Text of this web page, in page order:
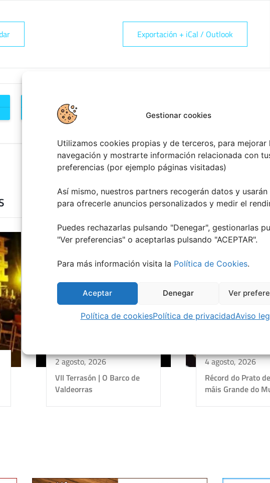
Gestionar cookies
Utilizamos cookies propias y de terceros, para mejorar
navegación y mostrarte información relacionada con
preferencias (por ejemplo páginas visitadas)
Así mismo, nuestros partners recogerán datos y
para ofrecerle anuncios personalizados y medir el
Puedes rechazarlas pulsando "Denegar", gestionarlas
"Ver preferencias" o aceptarlas pulsando "ACEPTAR".
Para más información visita la Política de Cookies.
Aceptar Denegar Ver
Política de cookiesPolítica de privacidadAviso
Exportación + iCal / Outlook
9
9
0
0
2 agosto, 2026
VII Terrasón | O Barco de
Valdeorras
4 agosto, 2026
Récord do Prato
máis Grande do